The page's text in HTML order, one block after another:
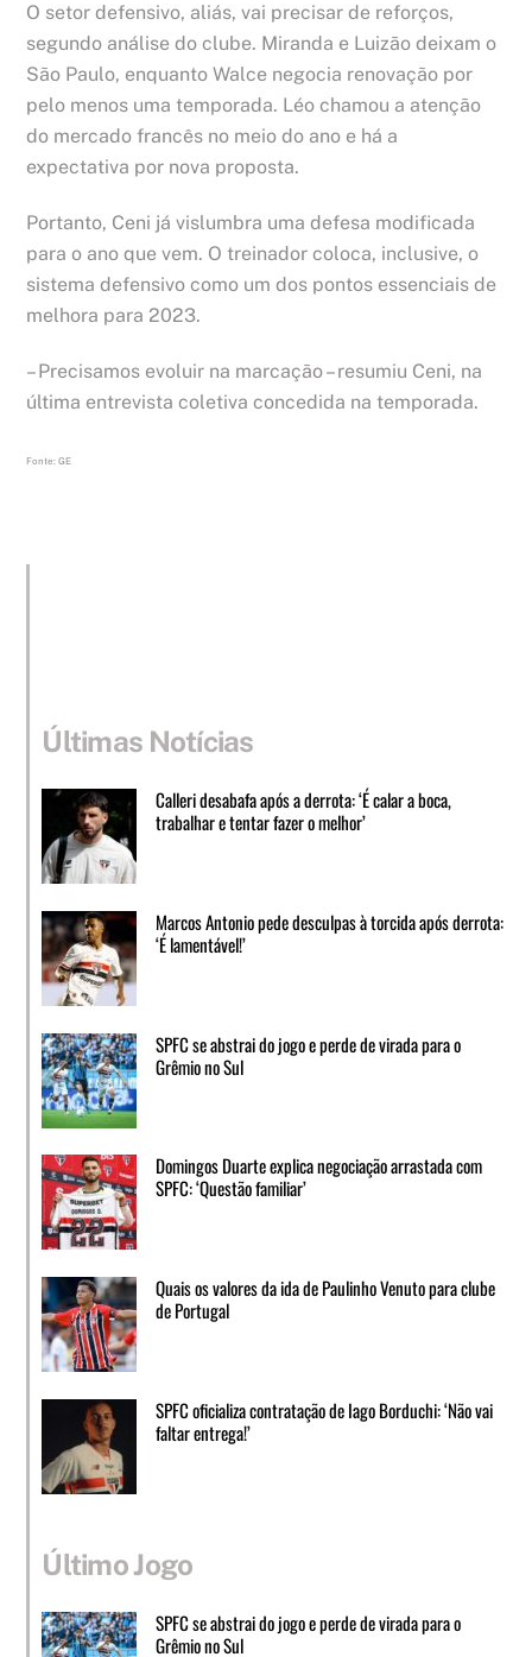
O setor defensivo, aliás, vai precisar de reforços,
segundo análise do clube. Miranda e Luizão deixam o
São Paulo, enquanto Walce negocia renovação por
pelo menos uma temporada. Léo chamou a atenção
do mercado francês no meio do ano e há a
expectativa por nova proposta.
Portanto, Ceni já vislumbra uma defesa modificada
para o ano que vem. O treinador coloca, inclusive, o
sistema defensivo como um dos pontos essenciais de
melhora para 2023.
– Precisamos evoluir na marcação – resumiu Ceni, na
última entrevista coletiva concedida na temporada.
Fonte: GE
Últimas Notícias
Calleri desabafa após a derrota: ‘É calar a boca,
trabalhar e tentar fazer o melhor’
Marcos Antonio pede desculpas à torcida após derrota:
‘É lamentável!’
SPFC se abstrai do jogo e perde de virada para o
Grêmio no Sul
Domingos Duarte explica negociação arrastada com
SPFC: ‘Questão familiar’
Quais os valores da ida de Paulinho Venuto para clube
de Portugal
SPFC oficializa contratação de Iago Borduchi: ‘Não vai
faltar entrega!’
Último Jogo
SPFC se abstrai do jogo e perde de virada para o
Grêmio no Sul